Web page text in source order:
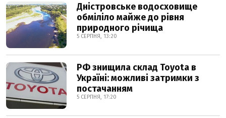
Дністровське водосховище
обміліло майже до рівня
природного річища
5 СЕРПНЯ, 13:20
РФ знищила склад Toyota в
Україні: можливі затримки з
постачанням
5 СЕРПНЯ, 17:20